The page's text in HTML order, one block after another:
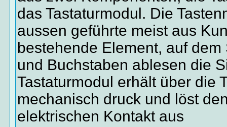
das Tastaturmodul. Die
aussen geführte meist aus
bestehende Element, auf
und Buchstaben ablesen die
Tastaturmodul erhält über die
mechanisch druck und löst
elektrischen Kontakt aus